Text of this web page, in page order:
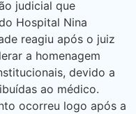
judicial que
Hospital Nina
reagiu após o juiz
a homenagem
devido a
ao médico.
ocorreu logo após a